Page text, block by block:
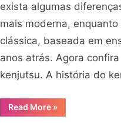
exista algumas
mais moderna,
clássica, baseada em
anos atrás. Agora
kenjutsu. A história do
Read More“Conheça
a
»